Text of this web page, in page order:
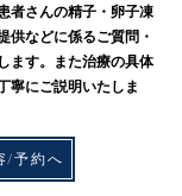
者さんの精子・卵子凍
供などに係るご質問・
ます。また治療の具体
寧にご説明いたしま
/予約へ